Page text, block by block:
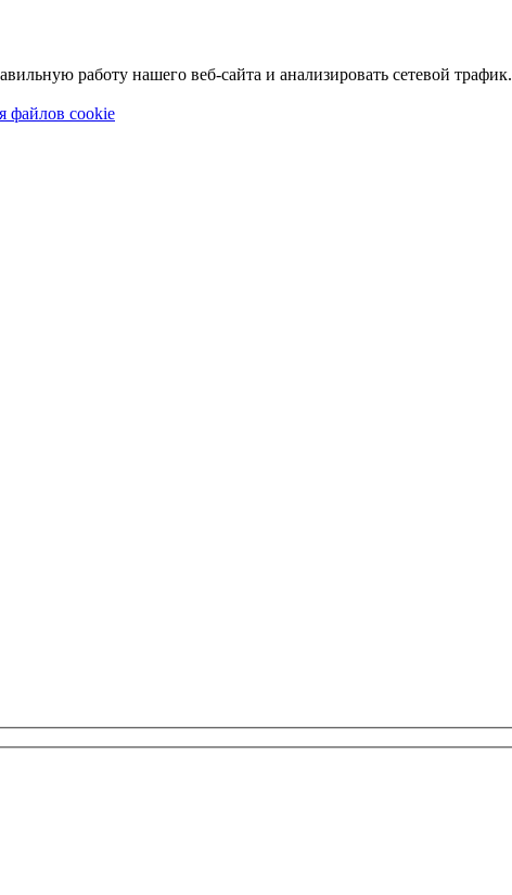
работу нашего веб-сайта и анализировать сетевой трафик.
файлов cookie